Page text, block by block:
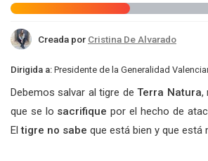
Creada por Cristina De Alvarado
Dirigida a: Presidente de la Generalidad
Debemos salvar al tigre deTerra Natura,
que se lo sacrifiquepor el hecho de
El tigre no sabe que está bien y que está